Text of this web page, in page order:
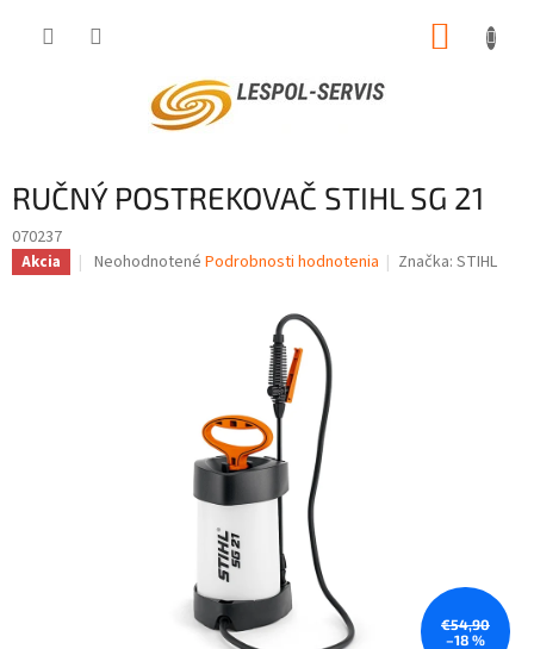
RUČNÝ POSTREKOVAČ STIHL SG 21
070237
Akcia
Priemerné
Neohodnotené Podrobnosti hodnotenia Značka:STIHL
€54,90
–18 %